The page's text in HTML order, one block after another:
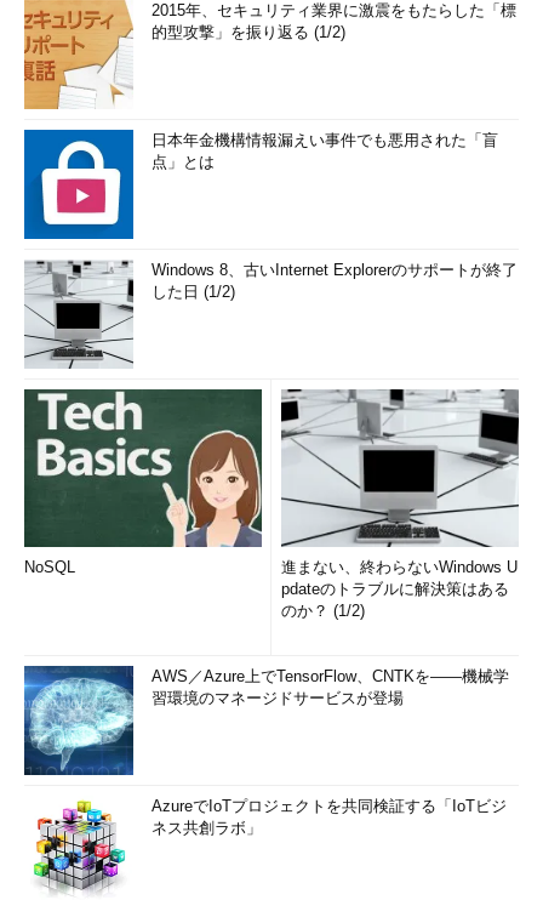
2015年、セキュリティ業界に激震をもたらした「標
的型攻撃」を振り返る (1/2)
日本年金機構情報漏えい事件でも悪用された「盲
点」とは
Windows 8、古いInternet Explorerのサポートが終了
した日 (1/2)
NoSQL
進まない、終わらないWindows U
pdateのトラブルに解決策はある
のか？ (1/2)
AWS／Azure上でTensorFlow、CNTKを――機械学
習環境のマネージドサービスが登場
AzureでIoTプロジェクトを共同検証する「IoTビジ
ネス共創ラボ」